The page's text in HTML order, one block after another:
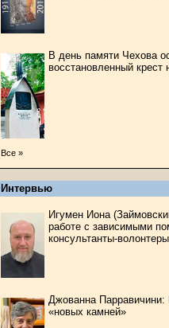
В день памяти Чехова
восстановленный крест
Все »
Интервью
Игумен Иона
работе с зависимыми
консультанты-волонтеры
Джованна Парравичини:
«новых камней»